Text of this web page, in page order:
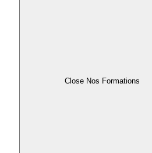
Close Nos Formations